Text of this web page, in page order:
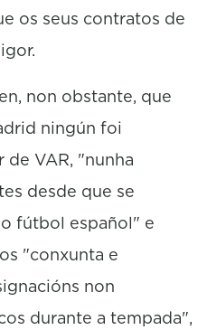
os seus contratos de
non obstante, que
ningún foi
de VAR, "nunha
desde que se
fútbol español" e
"conxunta e
non
durante a tempada",